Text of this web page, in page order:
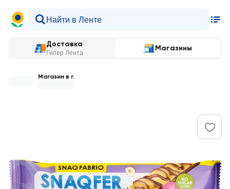
Доставка
Гипер Лента
Магазины
Магазин в г.